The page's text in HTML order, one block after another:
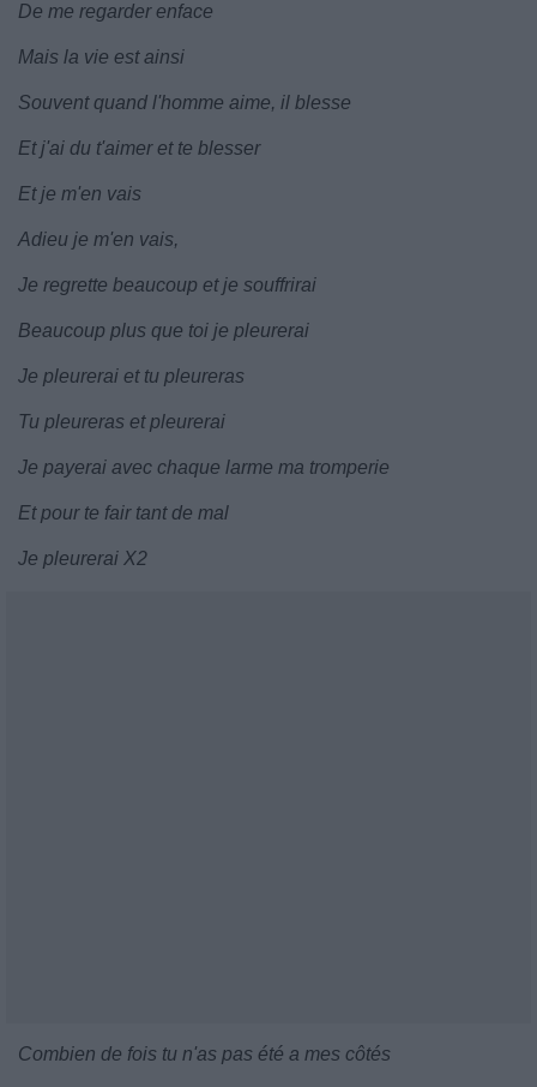
De me regarder enface
Mais la vie est ainsi
Souvent quand l'homme aime, il blesse
Et j'ai du t'aimer et te blesser
Et je m'en vais
Adieu je m'en vais,
Je regrette beaucoup et je souffrirai
Beaucoup plus que toi je pleurerai
Je pleurerai et tu pleureras
Tu pleureras et pleurerai
Je payerai avec chaque larme ma tromperie
Et pour te fair tant de mal
Je pleurerai X2
Combien de fois tu n'as pas été a mes côtés